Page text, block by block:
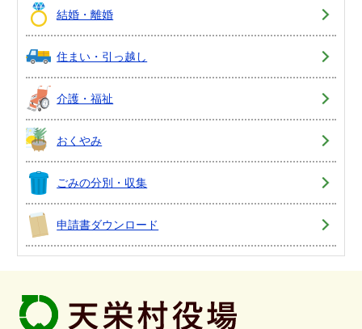
結婚・離婚
住まい・引っ越し
介護・福祉
おくやみ
ごみの分別・収集
申請書ダウンロード